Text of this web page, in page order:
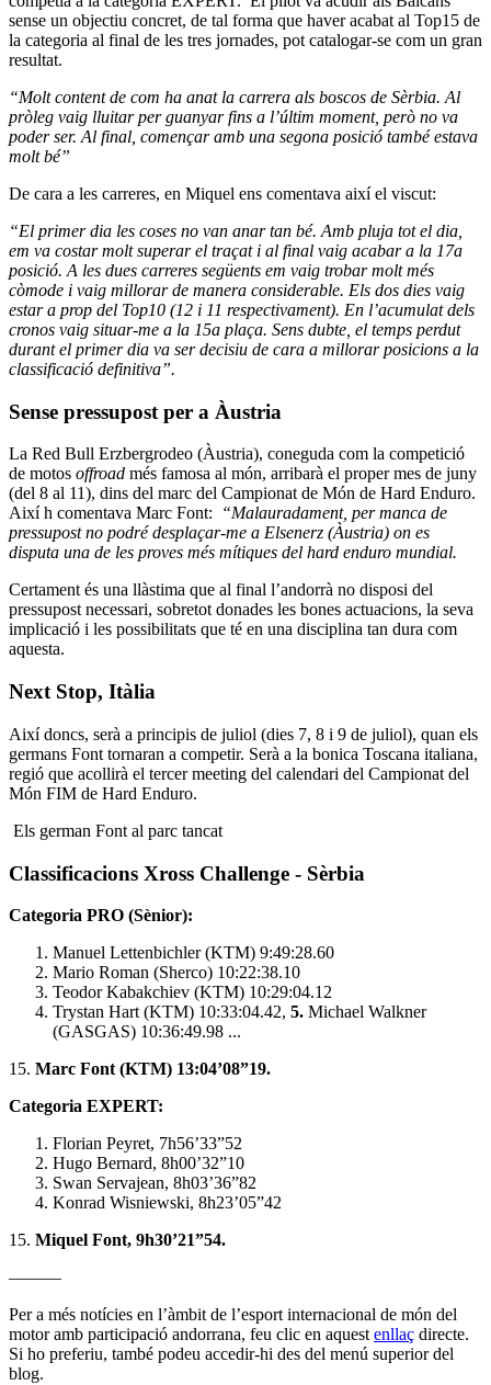
sense un objectiu concret, de tal forma que haver acabat al Top15 de
la categoria al final de les tres jornades, pot catalogar-se com un gran
resultat.
“Molt content de com ha anat la carrera als boscos de Sèrbia. Al
pròleg vaig lluitar per guanyar fins a l’últim moment, però no va
poder ser. Al final, començar amb una segona posició també estava
molt bé”
De cara a les carreres, en Miquel ens comentava així el viscut:
“El primer dia les coses no van anar tan bé. Amb pluja tot el dia,
em va costar molt superar el traçat i al final vaig acabar a la 17a
posició. A les dues carreres següents em vaig trobar molt més
còmode i vaig millorar de manera considerable. Els dos dies vaig
estar a prop del Top10 (12 i 11 respectivament). En l’acumulat dels
cronos vaig situar-me a la 15a plaça. Sens dubte, el temps perdut
durant el primer dia va ser decisiu de cara a millorar posicions a la
classificació definitiva”.
Sense pressupost per a Àustria
La Red Bull Erzbergrodeo (Àustria), coneguda com la competició
de motos offroad més famosa al món, arribarà el proper mes de juny
(del 8 al 11), dins del marc del Campionat de Món de Hard Enduro.
Així h comentava Marc Font:
“Malauradament, per manca de
pressupost no podré desplaçar-me a Elsenerz (Àustria) on es
disputa una de les proves més mítiques del hard enduro mundial.
Certament és una llàstima que al final l’andorrà no disposi del
pressupost necessari, sobretot donades les bones actuacions, la seva
implicació i les possibilitats que té en una disciplina tan dura com
aquesta.
Next Stop, Itàlia
Així doncs, serà a principis de juliol (dies 7, 8 i 9 de juliol), quan els
germans Font tornaran a competir. Serà a la bonica Toscana italiana,
regió que acollirà el tercer meeting del calendari del Campionat del
Món FIM de Hard Enduro.
Els german Font al parc tancat
Classificacions Xross Challenge - Sèrbia
Categoria PRO (Sènior):
Manuel Lettenbichler (KTM) 9:49:28.60
Mario Roman (Sherco) 10:22:38.10
Teodor Kabakchiev (KTM) 10:29:04.12
Trystan Hart (KTM) 10:33:04.42, 5. Michael Walkner
(GASGAS) 10:36:49.98 ...
15. Marc Font (KTM) 13:04’08”19.
Categoria EXPERT:
Florian Peyret, 7h56’33”52
Hugo Bernard, 8h00’32”10
Swan Servajean, 8h03’36”82
Konrad Wisniewski, 8h23’05”42
15. Miquel Font, 9h30’21”54.
———
Per a més notícies en l’àmbit de l’esport internacional de món del
motor amb participació andorrana, feu clic en aquest enllaç directe.
Si ho preferiu, també podeu accedir-hi des del menú superior del
blog.